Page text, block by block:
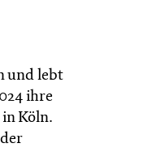
und lebt
ihre
Köln.